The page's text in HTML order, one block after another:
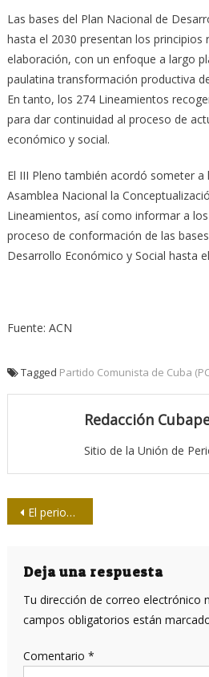
Las bases del Plan Nacional de
hasta el 2030 presentan los principios
elaboración, con un enfoque a largo
paulatina transformación productiva
En tanto, los 274 Lineamientos
para dar continuidad al proceso de
económico y social.
El III Pleno también acordó someter a
Asamblea Nacional la
Lineamientos, así como informar a
proceso de conformación de las
Desarrollo Económico y Social hasta
Fuente: ACN
Tagged Partido Comunista de Cuba
Redacción
Sitio de la Unión de
Navegación
entradas
El periodismo martiano mantiene vigencia
Deja una respuesta
Tu dirección de correo electrónico
campos obligatorios están
Comentario *